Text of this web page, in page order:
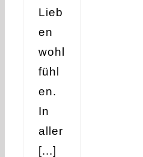
Lieb
en
wohl
fühl
en.
In
aller
[...]